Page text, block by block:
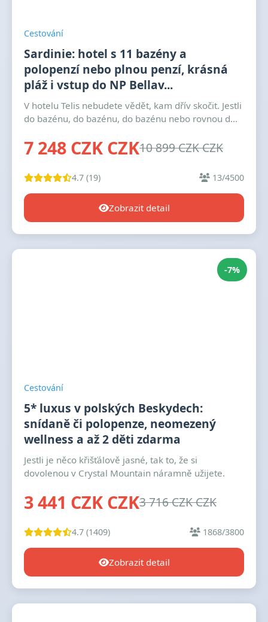
Cestování
Sardinie: hotel s 11 bazény a
polopenzí nebo plnou penzí, krásná
pláž i vstup do NP Bellav...
V hotelu Telis nebudete vědět, kam dřív skočit. Jestli
do bazénu, do bazénu, do bazénu nebo rovnou d...
7 248 CZK CZK10 899 CZK CZK
4.7 (19) 13/4500
Zobrazit detail
-7%
Cestování
5* luxus v polských Beskydech:
snídaně či polopenze, neomezený
wellness a až 2 děti zdarma
Jestli je něco křišťálově jasné, tak to, že si
dovolenou v Crystal Mountain náramně užijete.
3 441 CZK CZK3 716 CZK CZK
4.7 (1409) 1868/3800
Zobrazit detail